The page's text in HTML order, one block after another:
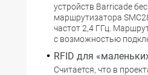
устройств Barricade
маршрутизатора
частот 2,4 ГГц.
с возможностью
RFID для
Считается, что в